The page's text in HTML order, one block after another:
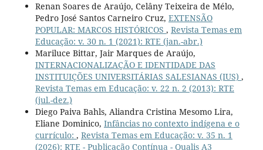
Renan Soares de Araújo, Celâny Teixeira de Mélo,
Pedro José Santos Carneiro Cruz, EXTENSÃO
POPULAR: MARCOS HISTÓRICOS , Revista Temas em
Educação: v. 30 n. 1 (2021): RTE (jan.-abr.)
Mariluce Bittar, Jair Marques de Araújo,
INTERNACIONALIZAÇÃO E IDENTIDADE DAS
INSTITUIÇÕES UNIVERSITÁRIAS SALESIANAS (IUS) ,
Revista Temas em Educação: v. 22 n. 2 (2013): RTE
(jul.-dez.)
Diego Paiva Bahls, Aliandra Cristina Mesomo Lira,
Eliane Dominico, Infâncias no contexto indígena e o
currículo: , Revista Temas em Educação: v. 35 n. 1
(2026): RTE - Publicação Contínua - Qualis A3